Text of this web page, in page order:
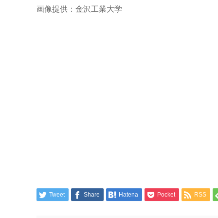
画像提供：金沢工業大学
Tweet Share Hatena Pocket RSS